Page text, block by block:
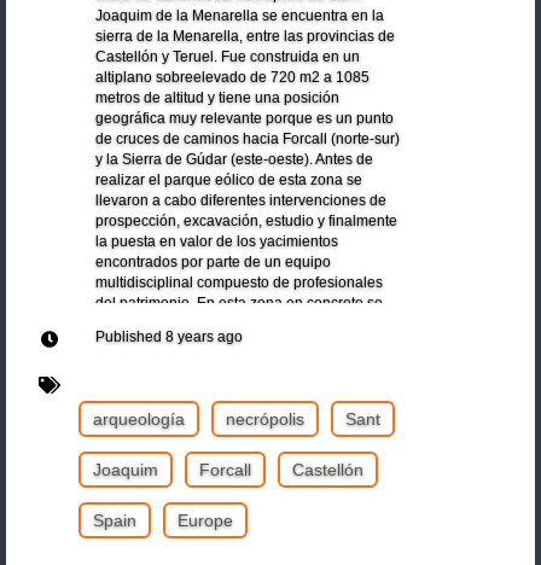
Joaquim de la Menarella se encuentra en la
sierra de la Menarella, entre las provincias de
Castellón y Teruel. Fue construida en un
altiplano sobreelevado de 720 m2 a 1085
metros de altitud y tiene una posición
geográfica muy relevante porque es un punto
de cruces de caminos hacia Forcall (norte-sur)
y la Sierra de Gúdar (este-oeste). Antes de
realizar el parque eólico de esta zona se
llevaron a cabo diferentes intervenciones de
prospección, excavación, estudio y finalmente
la puesta en valor de los yacimientos
encontrados por parte de un equipo
multidisciplinal compuesto de profesionales
del patrimonio. En esta zona en concreto se
funerarios en los cuales fueron colocados un
Published 8 years ago
arqueología necrópolis Sant
Joaquim Forcall Castellón
Spain Europe